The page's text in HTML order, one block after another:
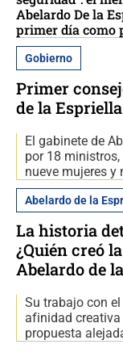
Abelardo De la
primer día como
Gobierno
Primer
de la
El gabinete de
por 18
nueve mujeres y
Abelardo de la
La historia
¿Quién creó
Abelardo de
Su trabajo con
afinidad
propuesta